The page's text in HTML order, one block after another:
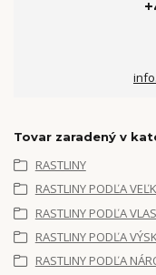
Tovar zaradený v
RASTLINY
RASTLINY PODĽA
RASTLINY PODĽA
RASTLINY PODĽA
RASTLINY PODĽA